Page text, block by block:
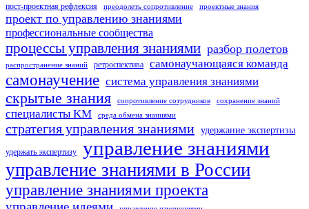
пост-проектная рефлексия преодолеть сопротивление проектные знания
проект по управлению знаниями
профессиональные сообщества
процессы управления знаниями разбор полетов
распространение знаний ретроспектива самонаучающаяся команда
самонаучение система управления знаниями
скрытые знания сопротивление сотрудников сохранение знаний
специалисты KM среда обмена знаниями
стратегия управления знаниями удержание экспертизы
удержать экспертизу управление знаниями
управление знаниями в России
управление знаниями проекта